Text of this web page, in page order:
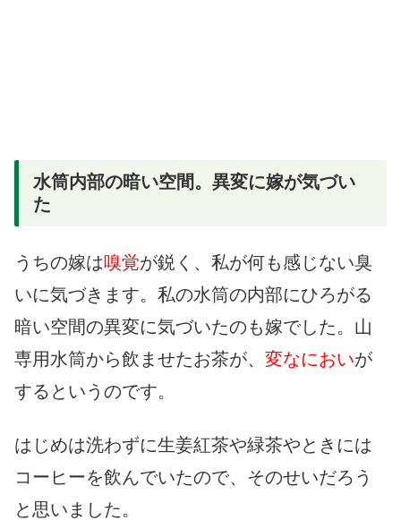
水筒内部の暗い空間。異変に嫁が気づい
た
うちの嫁は嗅覚が鋭く、私が何も感じない臭
いに気づきます。私の水筒の内部にひろがる
暗い空間の異変に気づいたのも嫁でした。山
専用水筒から飲ませたお茶が、 変なにおいが
するというのです。
はじめは洗わずに生姜紅茶や緑茶やときには
コーヒーを飲んでいたので、そのせいだろう
と思いました。